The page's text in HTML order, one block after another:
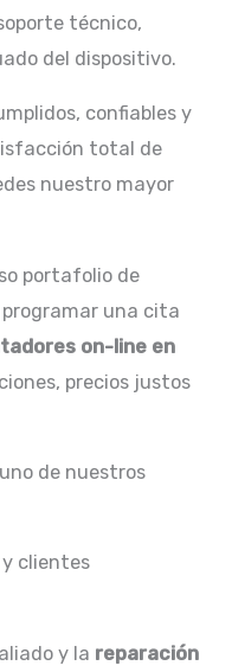
técnico,
del dispositivo.
confiables y
total de
nuestro mayor
portafolio de
programar una cita
on-line en
precios justos
de nuestros
y clientes
y la reparación